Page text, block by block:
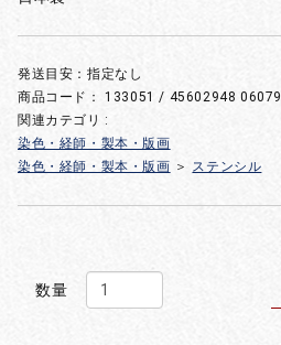
発送目安：指定なし
商品コード：133051 / 45602948 06079
関連カテゴリ :
染色・経師・製本・版画
染色・経師・製本・版画 ＞ ステンシル
数量